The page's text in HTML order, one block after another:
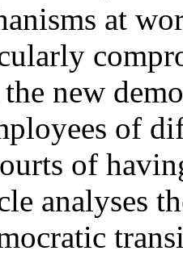
at
new
of
of
analyses